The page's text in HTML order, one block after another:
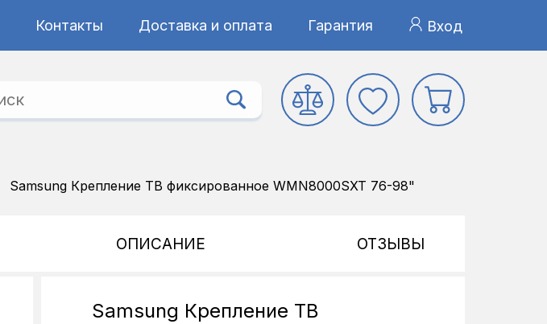
Контакты Доставка и оплата Гарантия Вход
Samsung Крепление ТВ фиксированное WMN8000SXT 76-98"
ОПИСАНИЕ ОТЗЫВЫ
Samsung Крепление ТВ